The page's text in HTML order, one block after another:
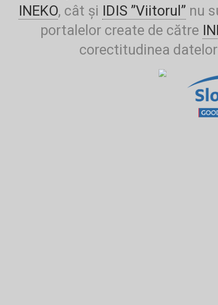
INEKO, cât și IDIS ”Viitorul” nu
portalelor create de către
corectitudinea